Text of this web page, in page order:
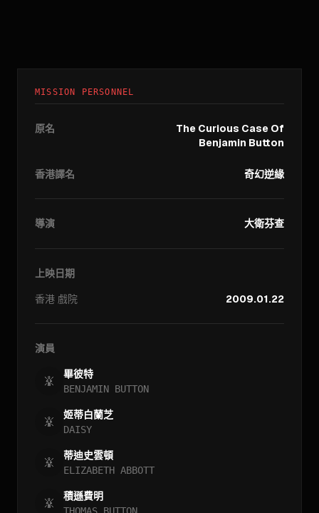
MISSION PERSONNEL
原名
The Curious Case Of
Benjamin Button
香港譯名 奇幻逆緣
導演 大衛芬查
上映日期
香港 戲院 2009.01.22
演員
畢彼特
BENJAMIN BUTTON
姬蒂白蘭芝
DAISY
蒂迪史雲頓
ELIZABETH ABBOTT
積遜費明
THOMAS BUTTON